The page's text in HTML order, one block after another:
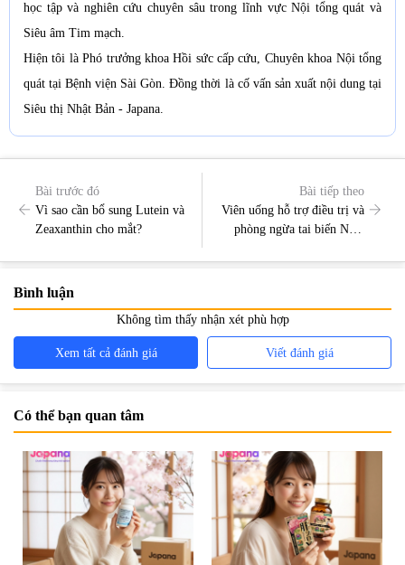
học tập và nghiên cứu chuyên sâu trong lĩnh vực Nội tổng quát và
Siêu âm Tim mạch.
Hiện tôi là Phó trưởng khoa Hồi sức cấp cứu, Chuyên khoa Nội tổng
quát tại Bệnh viện Sài Gòn. Đồng thời là cố vấn sản xuất nội dung tại
Siêu thị Nhật Bản - Japana.
Bài trước đó
Vì sao cần bổ sung Lutein và
Zeaxanthin cho mắt?
Bài tiếp theo
Viên uống hỗ trợ điều trị và
phòng ngừa tai biến Nhật
Bình luận
Không tìm thấy nhận xét phù hợp
Xem tất cả đánh giá Viết đánh giá
Có thể bạn quan tâm